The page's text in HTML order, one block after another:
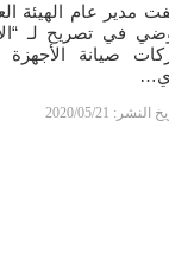
مدير عام الهيئة
في تصريح لـ
صيانة الأجهزة
النشر: 2020/05/21